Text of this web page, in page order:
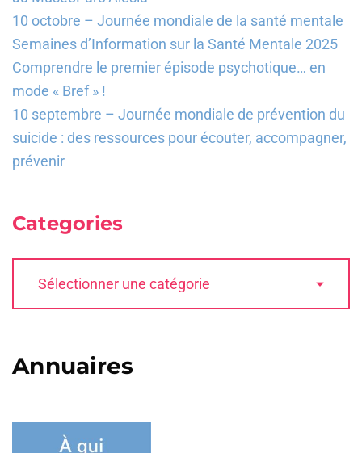
10 octobre – Journée mondiale de la santé mentale
Semaines d’Information sur la Santé Mentale 2025
Comprendre le premier épisode psychotique… en
mode « Bref » !
10 septembre – Journée mondiale de prévention du
suicide : des ressources pour écouter, accompagner,
prévenir
Categories
Annuaires